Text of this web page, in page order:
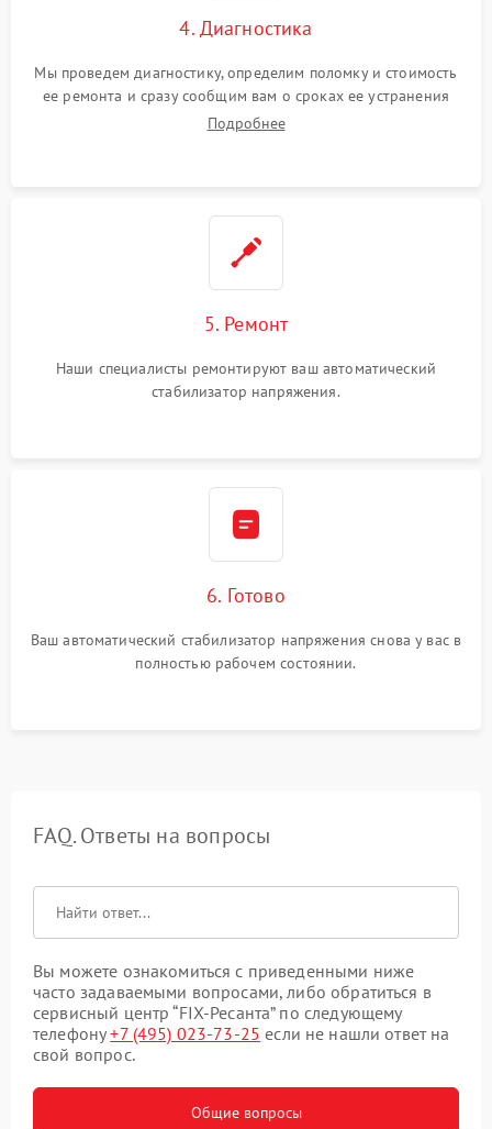
4. Диагностика
Мы проведем диагностику, определим поломку и стоимость
ее ремонта и сразу сообщим вам о сроках ее устранения
Подробнее
5. Ремонт
Наши специалисты ремонтируют ваш автоматический
стабилизатор напряжения.
6. Готово
Ваш автоматический стабилизатор напряжения снова у вас в
полностью рабочем состоянии.
FAQ. Ответы на вопросы
Вы можете ознакомиться с приведенными ниже
часто задаваемыми вопросами, либо обратиться в
сервисный центр “FIX-Ресанта” по следующему
телефону+7 (495) 023-73-25 если не нашли ответ на
свой вопрос.
Общие вопросы